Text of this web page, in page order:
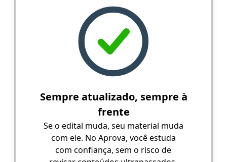
Sempre atualizado, sempre à
frente
Se o edital muda, seu material muda
com ele. No Aprova, você estuda
com confiança, sem o risco de